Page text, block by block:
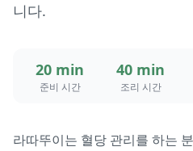
니다.
20 min
준비 시간
40 min
조리 시간
라따뚜이는 혈당 관리를 하는